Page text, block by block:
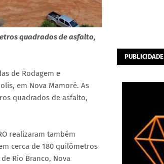
quadrados de asfalto,
de Rodagem e
em Nova Mamoré. As
quadrados de asfalto,
realizaram também
cerca de 180 quilômetros
Rio Branco, Nova
PUBLICIDADE